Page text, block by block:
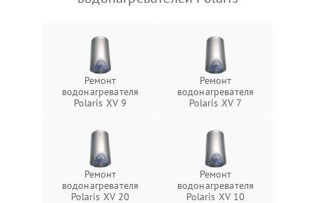
Ремонт
водонагревателя
Polaris XV 9
Ремонт
водонагревателя
Polaris XV 7
Ремонт
водонагревателя
Polaris XV 20
Ремонт
водонагревателя
Polaris XV 10